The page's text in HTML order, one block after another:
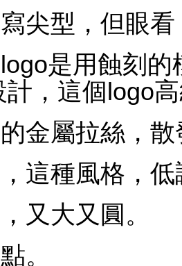
尖型，但眼
是用蝕刻
，這個logo
金屬拉絲，
這種風格，
又大又圓。
。